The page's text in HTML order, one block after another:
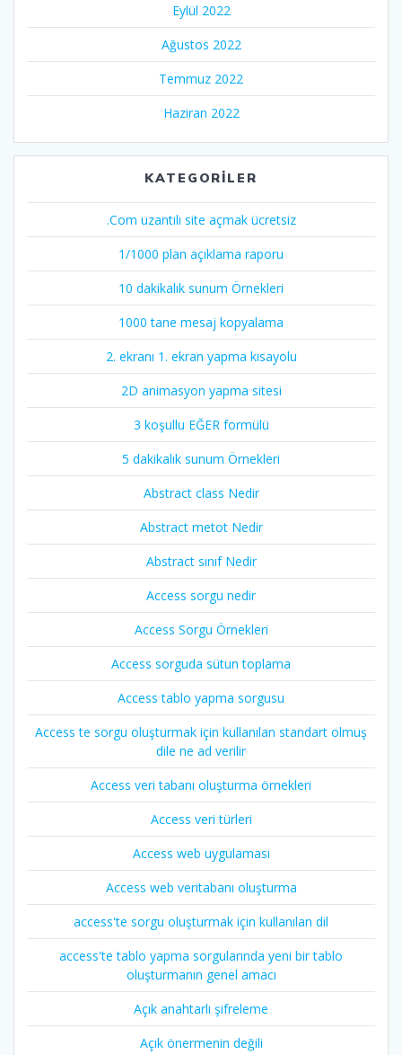
Eylül 2022
Ağustos 2022
Temmuz 2022
Haziran 2022
KATEGORILER
.Com uzantılı site açmak ücretsiz
1/1000 plan açıklama raporu
10 dakikalık sunum Örnekleri
1000 tane mesaj kopyalama
2. ekranı 1. ekran yapma kısayolu
2D animasyon yapma sitesi
3 koşullu EĞER formülü
5 dakikalık sunum Örnekleri
Abstract class Nedir
Abstract metot Nedir
Abstract sınıf Nedir
Access sorgu nedir
Access Sorgu Örnekleri
Access sorguda sütun toplama
Access tablo yapma sorgusu
Access te sorgu oluşturmak için kullanılan standart olmuş
dile ne ad verilir
Access veri tabanı oluşturma örnekleri
Access veri türleri
Access web uygulaması
Access web veritabanı oluşturma
access'te sorgu oluşturmak için kullanılan dil
access'te tablo yapma sorgularında yeni bir tablo
oluşturmanın genel amacı
Açık anahtarlı şifreleme
Açık önermenin değili